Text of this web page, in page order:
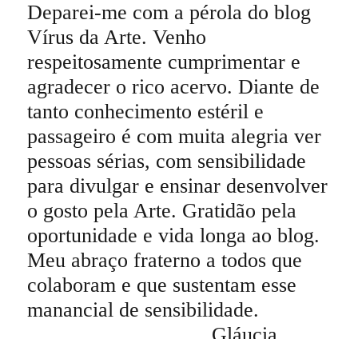
Deparei-me com a pérola do blog
Vírus da Arte. Venho
respeitosamente cumprimentar e
agradecer o rico acervo. Diante de
tanto conhecimento estéril e
passageiro é com muita alegria ver
pessoas sérias, com sensibilidade
para divulgar e ensinar desenvolver
o gosto pela Arte. Gratidão pela
oportunidade e vida longa ao blog.
Meu abraço fraterno a todos que
colaboram e que sustentam esse
manancial de sensibilidade.